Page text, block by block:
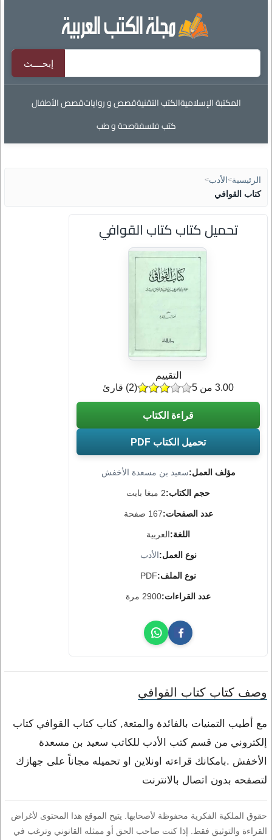
المكتبة الإسلاميةالكتب التقنيةقصص و رواياتقصص الأطفال
كتب فلسفةصحة و طب
الرئيسية> الأدب>
كتاب القوافي
تحميل كتاب كتاب القوافي
مؤلف العمل:سعيد بن مسعدة الأخفش
حجم الكتاب:2 ميغا بايت
عدد الصفحات:167 صفحة
اللغة:العربية
نوع العمل:الأدب
نوع الملف:PDF
عدد القراءات:2900 مرة
التقييم
(
2) قارئ 3.00 من 5
قراءة الكتاب
تحميل الكتاب PDF
وصف كتاب كتاب القوافي
مع أطيب التمنيات بالفائدة والمتعة, كتاب كتاب القوافي كتاب
إلكتروني من قسم كتب الأدب للكاتب سعيد بن مسعدة
الأخفش .بامكانك قراءته اونلاين او تحميله مجاناً على جهازك
لتصفحه بدون اتصال بالانترنت
حقوق الملكية الفكرية محفوظة لأصحابها. يتيح الموقع هذا المحتوى لأغراض
القراءة والتوثيق فقط. إذا كنت صاحب الحق أو ممثله القانوني وترغب في